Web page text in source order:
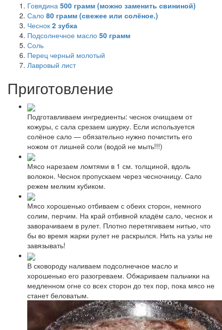
Говядина 500 грамм (можно заменить свининой)
Сало 80 грамм (свежее или солёное.)
Чеснок 2 зубка
Подсолнечное масло 50 грамм
Соль
Перец черный молотый
Лавровый лист
Приготовление
Подготавливаем ингредиенты: чеснок очищаем от
кожуры, с сала срезаем шкурку. Если используется
солёное сало — обязательно нужно почистить его
ножом от лишней соли (водой не мыть!!!)
Мясо нарезаем ломтями в 1 см. толщиной, вдоль
волокон. Чеснок пропускаем через чесночницу. Сало
режем мелким кубиком.
Мясо хорошенько отбиваем с обеих сторон, немного
солим, перчим. На край отбивной кладём сало, чеснок и
заворачиваем в рулет. Плотно перетягиваем нитью, что
бы во время жарки рулет не раскрылся. Нить на узлы не
завязывать!
В сковороду наливаем подсолнечное масло и
хорошенько его разогреваем. Обжариваем пальчики на
медленном огне со всех сторон до тех пор, пока мясо не
станет беловатым.